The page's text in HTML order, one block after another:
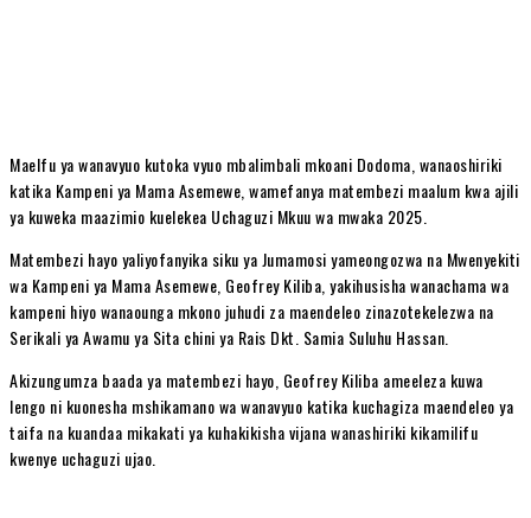
Maelfu ya wanavyuo kutoka vyuo mbalimbali mkoani Dodoma, wanaoshiriki
katika Kampeni ya Mama Asemewe, wamefanya matembezi maalum kwa ajili
ya kuweka maazimio kuelekea Uchaguzi Mkuu wa mwaka 2025.
Matembezi hayo yaliyofanyika siku ya Jumamosi yameongozwa na Mwenyekiti
wa Kampeni ya Mama Asemewe, Geofrey Kiliba, yakihusisha wanachama wa
kampeni hiyo wanaounga mkono juhudi za maendeleo zinazotekelezwa na
Serikali ya Awamu ya Sita chini ya Rais Dkt. Samia Suluhu Hassan.
Akizungumza baada ya matembezi hayo, Geofrey Kiliba ameeleza kuwa
lengo ni kuonesha mshikamano wa wanavyuo katika kuchagiza maendeleo ya
taifa na kuandaa mikakati ya kuhakikisha vijana wanashiriki kikamilifu
kwenye uchaguzi ujao.